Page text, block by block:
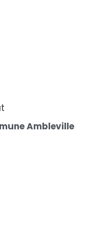
Ambleville